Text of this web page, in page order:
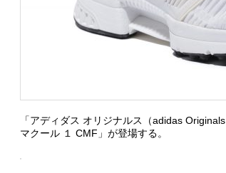
「アディダス オリジナルス（adidas
マクール １ CMF」が登場する。